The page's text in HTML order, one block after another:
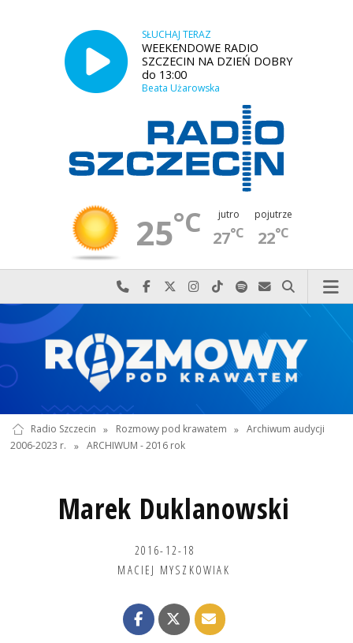
SŁUCHAJ TERAZ
WEEKENDOWE RADIO
SZCZECIN NA DZIEŃ DOBRY
do 13:00
Beata Użarowska
25°C jutro
27°C
pojutrze
22°C
Najlepiej po prostu do nas zadzwoń
Odwiedź nas na Facebook-u
Odwiedź nas na X
Odwiedź nas na Instagram-ie
Odwiedź nas na TikTok-u
Szukaj nas na Spotify
Wyślij do nas
Szukaj
Radio Szczecin » Rozmowy pod krawatem » Archiwum audycji
2006-2023 r.
» ARCHIWUM - 2016 rok
Marek Duklanowski
2016-12-18
MACIEJ MYSZKOWIAK